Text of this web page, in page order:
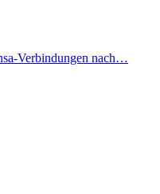
Verbindungen nach…